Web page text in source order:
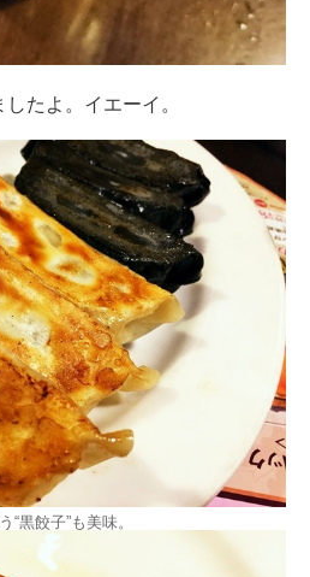
たよ。イエーイ。
黒餃子”も美味。